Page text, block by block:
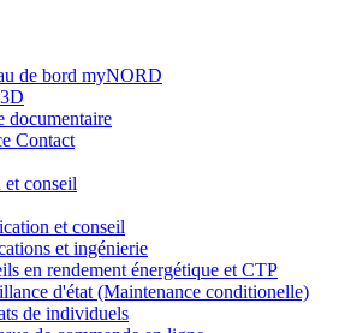
de bord myNORD
documentaire
Contact
conseil
et conseil
et ingénierie
en rendement énergétique et CTP
d'état (Maintenance conditionelle)
de individuels